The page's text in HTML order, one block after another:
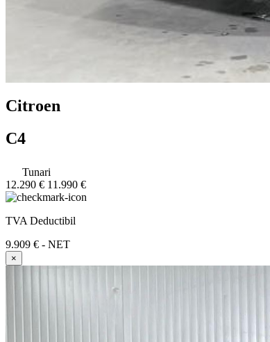
Citroen
C4
Tunari
12.290 € 11.990 €
TVA Deductibil
9.909 € - NET
×